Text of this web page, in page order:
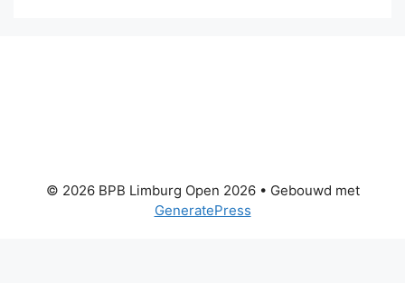
© 2026 BPB Limburg Open 2026• Gebouwd met
GeneratePress